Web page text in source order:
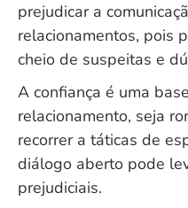
prejudicar a
relacionamentos, pois
cheio de suspeitas e
A confiança é uma
relacionamento, seja
recorrer a táticas de
diálogo aberto pode
prejudiciais.